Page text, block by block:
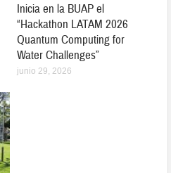
Inicia en la BUAP el
“Hackathon LATAM 2026
Quantum Computing for
Water Challenges”
junio 29, 2026